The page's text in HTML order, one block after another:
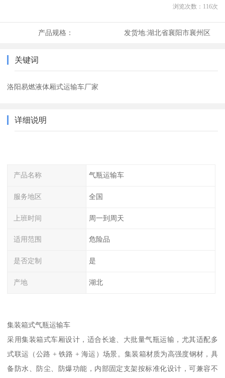
浏览次数： 116次
产品规格： 发货地:湖北省襄阳市襄州区
关键词
洛阳易燃液体厢式运输车厂家
详细说明
产品名称 气瓶运输车
服务地区 全国
上班时间 周一到周天
适用范围 危险品
是否定制 是
产地 湖北
集装箱式气瓶运输车​
采用集装箱式车厢设计，适合长途、大批量气瓶运输，尤其适配多
式联运（公路 + 铁路 + 海运）场景。集装箱材质为高强度钢材，具
备防水、防尘、防爆功能，内部固定支架按标准化设计，可兼容不